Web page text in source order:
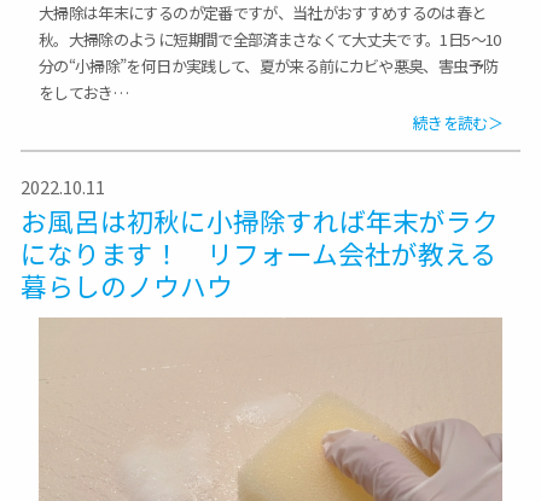
大掃除は年末にするのが定番ですが、当社がおすすめするのは春と
秋。大掃除のように短期間で全部済まさなくて大丈夫です。1日5〜10
分の“小掃除”を何日か実践して、夏が来る前にカビや悪臭、害虫予防
をしておき…
続きを読む＞
2022.10.11
お風呂は初秋に小掃除すれば年末がラク
になります！ リフォーム会社が教える
暮らしのノウハウ